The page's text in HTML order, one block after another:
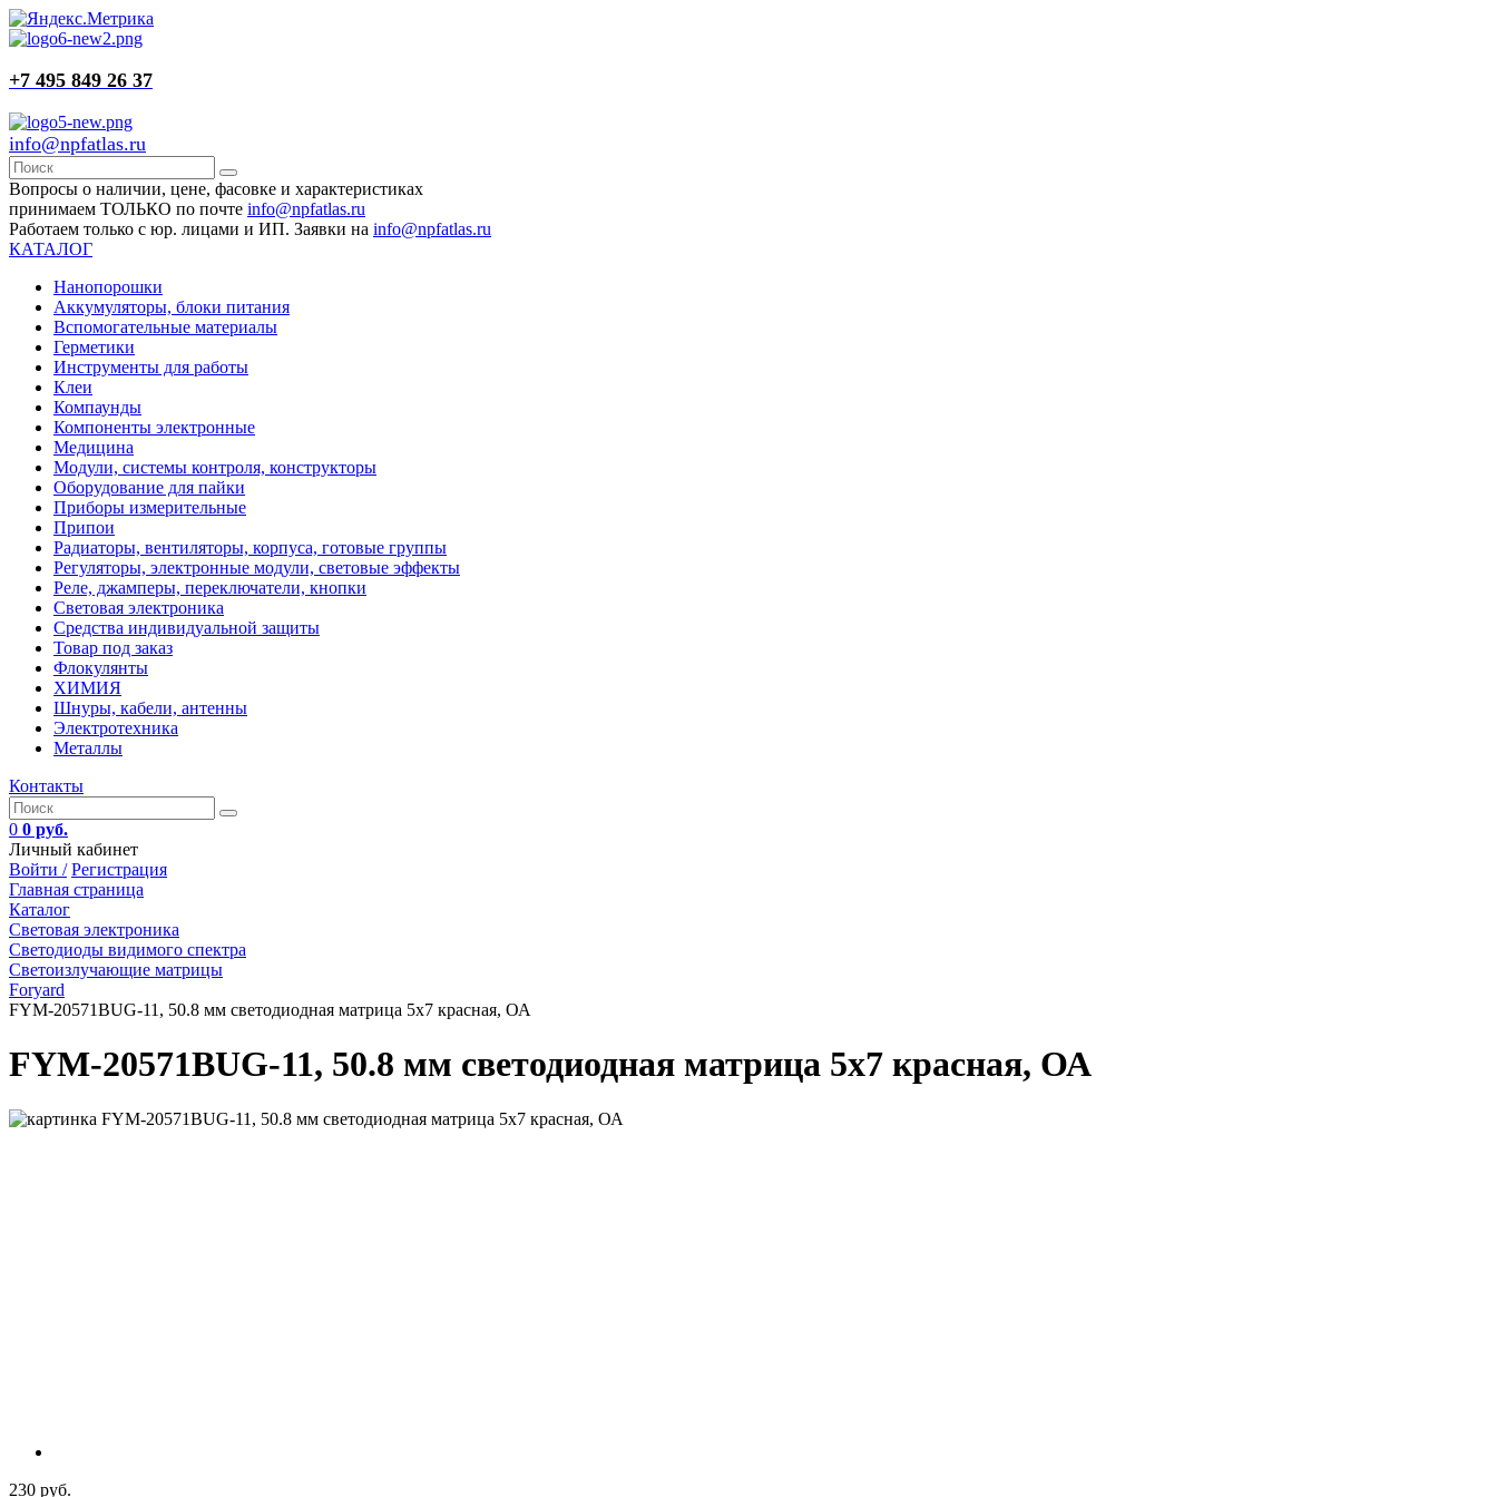
+7 495 849 26 37
info@npfatlas.ru
Вопросы о наличии, цене, фасовке и характеристиках
принимаем ТОЛЬКО по почте info@npfatlas.ru
Работаем только с юр. лицами и ИП. Заявки на info@npfatlas.ru
КАТАЛОГ
Нанопорошки
Аккумуляторы, блоки питания
Вспомогательные материалы
Герметики
Инструменты для работы
Клеи
Компаунды
Компоненты электронные
Медицина
Модули, системы контроля, конструкторы
Оборудование для пайки
Приборы измерительные
Припои
Радиаторы, вентиляторы, корпуса, готовые группы
Регуляторы, электронные модули, световые эффекты
Реле, джамперы, переключатели, кнопки
Световая электроника
Средства индивидуальной защиты
Товар под заказ
Флокулянты
ХИМИЯ
Шнуры, кабели, антенны
Электротехника
Металлы
Контакты
0 0 руб.
Личный кабинет
Войти / Регистрация
Главная страница
Каталог
Световая электроника
Светодиоды видимого спектра
Светоизлучающие матрицы
Foryard
FYM-20571BUG-11, 50.8 мм светодиодная матрица 5х7 красная, ОА
FYM-20571BUG-11, 50.8 мм светодиодная матрица 5х7 красная, ОА
230 руб.